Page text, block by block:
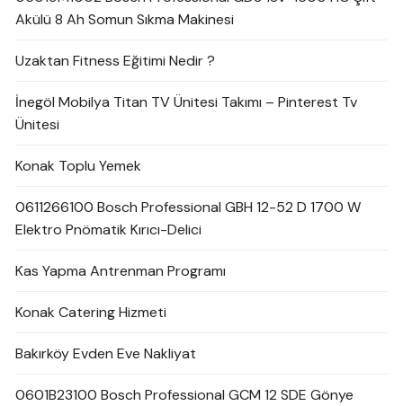
Akülü 8 Ah Somun Sıkma Makinesi
Uzaktan Fitness Eğitimi Nedir ?
İnegöl Mobilya Titan TV Ünitesi Takımı – Pinterest Tv
Ünitesi
Konak Toplu Yemek
0611266100 Bosch Professional GBH 12-52 D 1700 W
Elektro Pnömatik Kırıcı-Delici
Kas Yapma Antrenman Programı
Konak Catering Hizmeti
Bakırköy Evden Eve Nakliyat
0601B23100 Bosch Professional GCM 12 SDE Gönye